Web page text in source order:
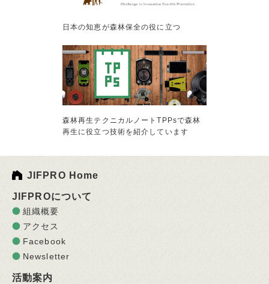
日本の知恵が森林保全の役に立つ
森林再生テクニカルノートTPPsで森林
再生に役立つ技術を紹介しています
JIFPRO Home
JIFPROについて
組織概要
アクセス
Facebook
Newsletter
活動案内